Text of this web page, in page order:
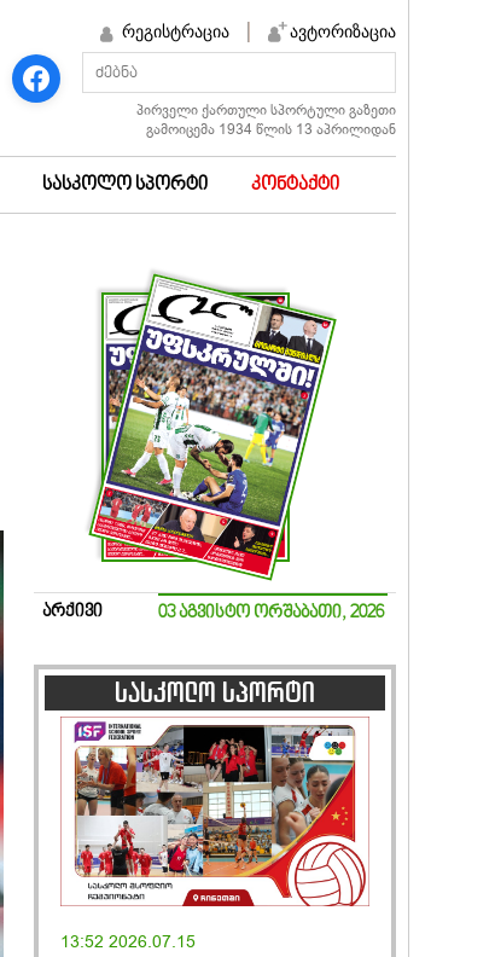
რეგისტრაცია ავტორიზაცია
პირველი ქართული სპორტული გაზეთი
გამოიცემა 1934 წლის 13 აპრილიდან
სასკოლო სპორტი კონტაქტი
არქივი 03 აგვისტო ორშაბათი, 2026
სასკოლო სპორტი
13:52 2026.07.15